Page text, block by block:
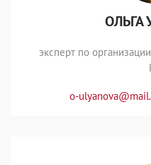
ОЛЬГА
эксперт по
o-